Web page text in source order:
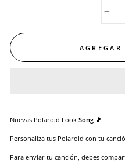
Nuevas Polaroid Look Song 🎵
Personaliza tus Polaroid con tu
Para enviar tu canción, debes